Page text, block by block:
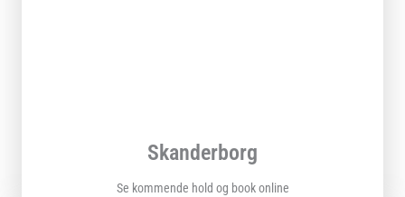
Skanderborg
Se kommende hold og book online